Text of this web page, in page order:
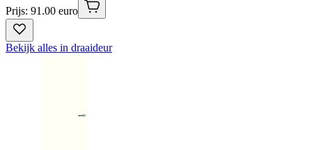
Prijs: 91.00 euro
Bekijk alles in draaideur